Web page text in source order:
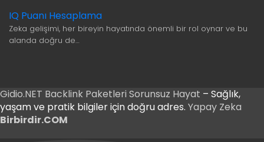
IQ Puanı Hesaplama
Zeka gelişimi, her bireyin hayatında önemli bir rol oynar ve bu
alanda doğru de…
Gidio.NET Backlink Paketleri Sorunsuz Hayat – Sağlık,
yaşam ve pratik bilgiler için doğru adres. Yapay Zeka
Birbirdir.COM